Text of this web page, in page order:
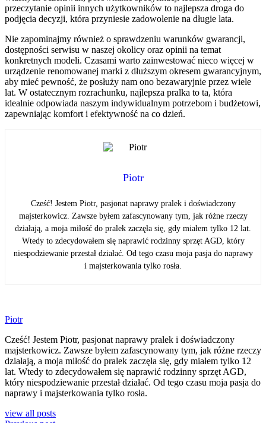
przeczytanie opinii innych użytkowników to najlepsza droga do
podjęcia decyzji, która przyniesie zadowolenie na długie lata.
Nie zapominajmy również o sprawdzeniu warunków gwarancji,
dostępności serwisu w naszej okolicy oraz opinii na temat
konkretnych modeli. Czasami warto zainwestować nieco więcej w
urządzenie renomowanej marki z dłuższym okresem gwarancyjnym,
aby mieć pewność, że posłuży nam ono bezawaryjnie przez wiele
lat. W ostatecznym rozrachunku, najlepsza pralka to ta, która
idealnie odpowiada naszym indywidualnym potrzebom i budżetowi,
zapewniając komfort i efektywność na co dzień.
Piotr
Cześć! Jestem Piotr, pasjonat naprawy pralek i doświadczony
majsterkowicz. Zawsze byłem zafascynowany tym, jak różne rzeczy
działają, a moja miłość do pralek zaczęła się, gdy miałem tylko 12 lat.
Wtedy to zdecydowałem się naprawić rodzinny sprzęt AGD, który
niespodziewanie przestał działać. Od tego czasu moja pasja do naprawy
i majsterkowania tylko rosła.
Piotr
Cześć! Jestem Piotr, pasjonat naprawy pralek i doświadczony
majsterkowicz. Zawsze byłem zafascynowany tym, jak różne rzeczy
działają, a moja miłość do pralek zaczęła się, gdy miałem tylko 12
lat. Wtedy to zdecydowałem się naprawić rodzinny sprzęt AGD,
który niespodziewanie przestał działać. Od tego czasu moja pasja do
naprawy i majsterkowania tylko rosła.
view all posts